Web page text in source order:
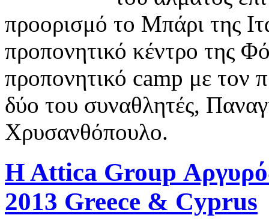
προορισμό το Μπάρι της
προπονητικό κέντρο της
προπονητικό camp με τον
δύο του συναθλητές,
Χρυσανθόπουλο.
H Attica Group
2013 Greece & Cyprus